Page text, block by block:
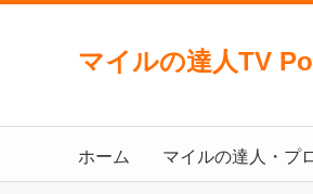
マイルの達人TV
ホーム マイルの達人・プ